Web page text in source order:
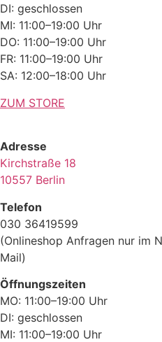
DI: geschlossen
MI: 11:00–19:00 Uhr
DO: 11:00–19:00 Uhr
FR: 11:00–19:00 Uhr
SA: 12:00–18:00 Uhr
ZUM STORE
Adresse
Kirchstraße 18
10557 Berlin
Telefon
030 36419599
(Onlineshop Anfragen nur im
Mail)
Öffnungszeiten
MO: 11:00–19:00 Uhr
DI: geschlossen
MI: 11:00–19:00 Uhr